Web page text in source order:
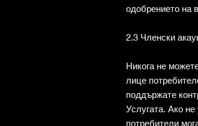
одобрението на
2.3 Членски
Никога не
лице
поддържате
Услугата. Ако
потребители